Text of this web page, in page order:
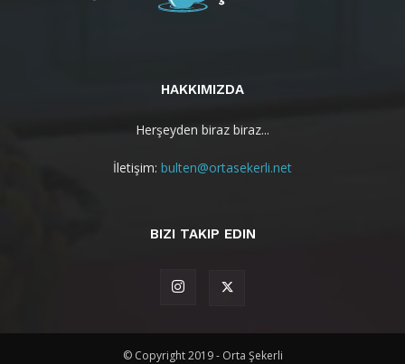
HAKKIMIZDA
Herşeyden biraz biraz...
İletişim: bulten@ortasekerli.net
BIZI TAKIP EDIN
© Copyright 2019 - Orta Şekerli